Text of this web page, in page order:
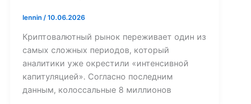
lennin /10.06.2026
Криптовалютный рынок переживает один из
самых сложных периодов, который
аналитики уже окрестили «интенсивной
капитуляцией». Согласно последним
данным, колоссальные 8 миллионов